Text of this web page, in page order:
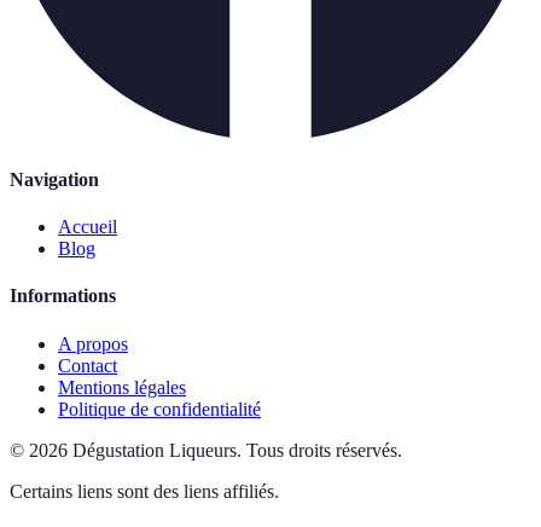
Navigation
Accueil
Blog
Informations
A propos
Contact
Mentions légales
Politique de confidentialité
© 2026 Dégustation Liqueurs. Tous droits réservés.
Certains liens sont des liens affiliés.